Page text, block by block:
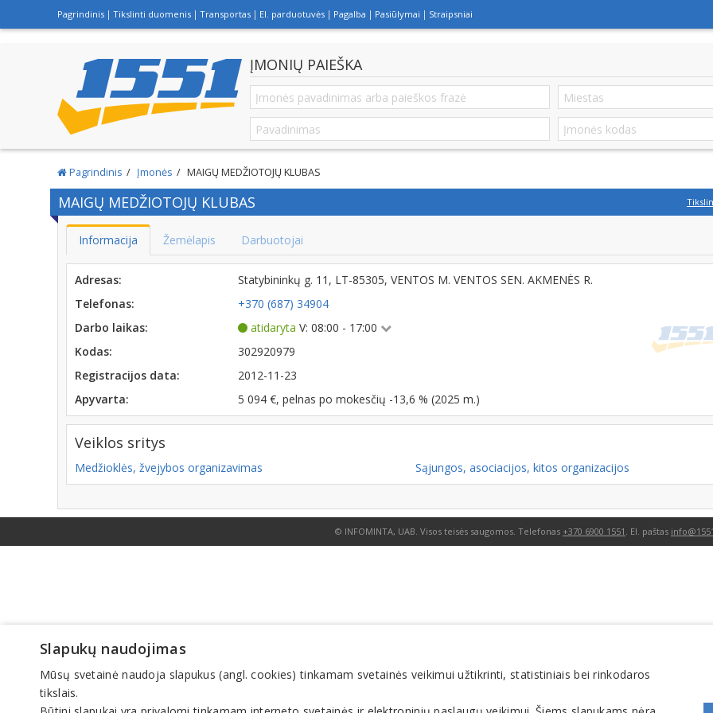
Pagrindinis Tikslinti duomenis Transportas El. parduotuvės Pagalba Pasiūlymai Straipsniai
ĮMONIŲ PAIEŠKA
Pagrindinis Įmonės MAIGŲ MEDŽIOTOJŲ KLUBAS
MAIGŲ MEDŽIOTOJŲ KLUBAS
Informacija Žemėlapis Darbuotojai
Adresas:
Statybininkų g. 11, LT-85305, VENTOS M. VENTOS SEN. AKMENĖS R.
Telefonas:
+370 (687) 34904
Darbo laikas:
atidaryta V: 08:00 - 17:00
Kodas:
302920979
Registracijos data:
2012-11-23
Apyvarta:
5 094 €, pelnas po mokesčių -13,6 % (2025 m.)
Veiklos sritys
Medžioklės, žvejybos organizavimas Sąjungos, asociacijos, kitos organizacijos
© INFOMINTA, UAB. Visos teisės saugomos. Telefonas +370 6900 1551 . El. paštas
Slapukų naudojimas
Mūsų svetainė naudoja slapukus (angl. cookies) tinkamam svetainės veikimui užtikrinti, statistiniais bei rinkodaros
tikslais.